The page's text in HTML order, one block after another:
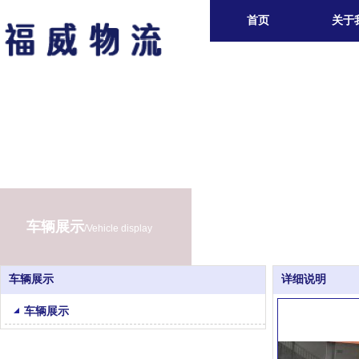
首页 关于
车辆展示/Vehicle display
车辆展示
车辆展示
详细说明